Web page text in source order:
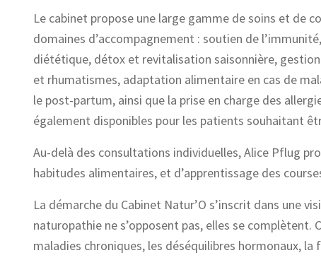
Le cabinet propose une large gamme de soins et de
domaines d’accompagnement : soutien de
diététique, détox et revitalisation saisonnière,
et rhumatismes, adaptation alimentaire en cas de
le post-partum, ainsi que la prise en charge des
également disponibles pour les patients souhaitant
Au-delà des consultations individuelles, Alice Pflug
habitudes alimentaires, et d’apprentissage des
La démarche du Cabinet Natur’O s’inscrit dans une
naturopathie ne s’opposent pas, elles se
maladies chroniques, les déséquilibres hormonaux,